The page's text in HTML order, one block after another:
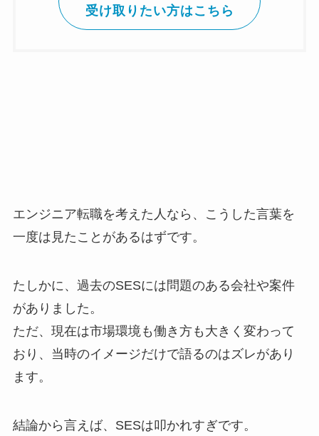
受け取りたい方はこちら
エンジニア転職を考えた人なら、こうした言葉を
一度は見たことがあるはずです。
たしかに、過去のSESには問題のある会社や案件
がありました。
ただ、現在は市場環境も働き方も大きく変わって
おり、当時のイメージだけで語るのはズレがあり
ます。
結論から言えば、SESは叩かれすぎです。